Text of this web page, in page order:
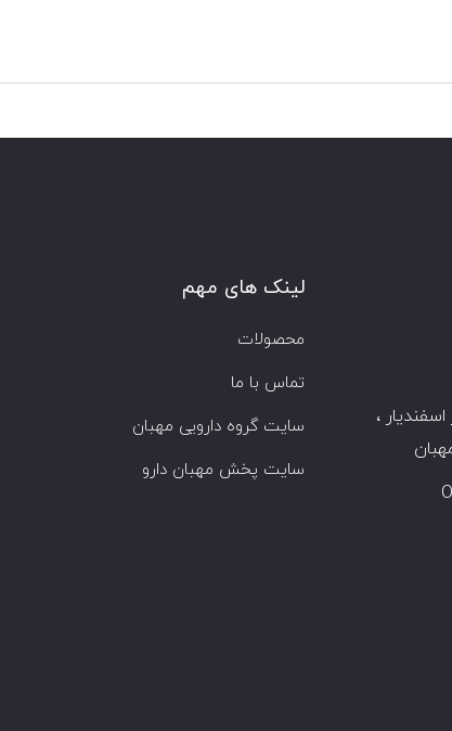
،
لینک های مهم
محصولات
تماس با ما
سایت گروه دارویی مهبان
سایت پخش مهبان دارو